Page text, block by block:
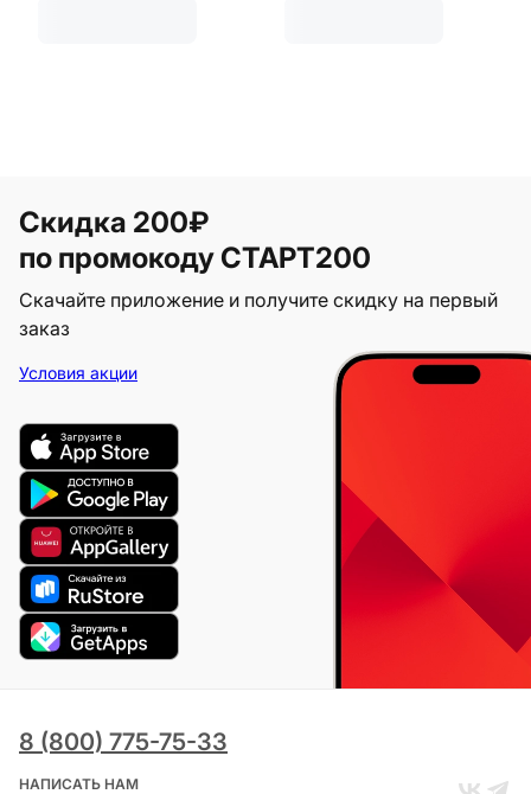
Скидка 200₽
по промокоду СТАРТ200
Скачайте приложение и получите скидку на первый
заказ
Условия акции
8 (800) 775-75-33
НАПИСАТЬ НАМ